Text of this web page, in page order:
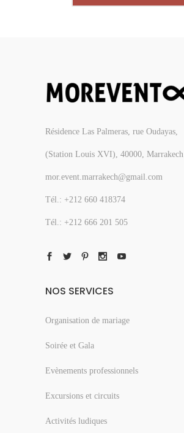
Résidence Las Palmeras, rue Oudayas,
(Station Louis XVI), 40000, Marrakech
mor.event.marrakech@gmail.com
Tél.: +212 660 418374
Tél.: +212 666 201 505
NOS SERVICES
Organisation de mariage
Soirée et Gala
Evènements professionnels
Excursions et circuits
Activités ludiques